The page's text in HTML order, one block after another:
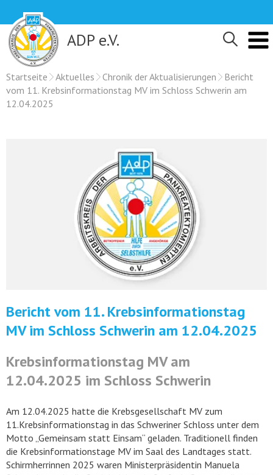
content
ADP e.V.
Startseite Aktuelles Chronik der Aktualisierungen
Bericht
vom 11. Krebsinformationstag MV im Schloss Schwerin am
12.04.2025
Bericht vom 11. Krebsinformationstag
MV im Schloss Schwerin am 12.04.2025
Krebsinformationstag MV am
12.04.2025 im Schloss Schwerin
Am 12.04.2025 hatte die Krebsgesellschaft MV zum
11.Krebsinformationstag in das Schweriner Schloss unter dem
Motto „Gemeinsam statt Einsam“ geladen. Traditionell finden
die Krebsinformationstage MV im Saal des Landtages statt.
Schirmherrinnen 2025 waren Ministerpräsidentin Manuela